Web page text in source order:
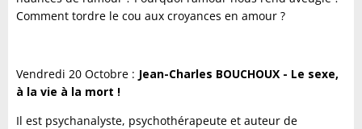
Comment tordre le cou aux croyances en amour ?
Vendredi 20 Octobre : Jean-Charles BOUCHOUX - Le sexe,
à la vie à la mort !
Il est psychanalyste, psychothérapeute et auteur de